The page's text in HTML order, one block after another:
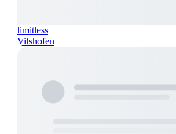
limitless
Vilshofen